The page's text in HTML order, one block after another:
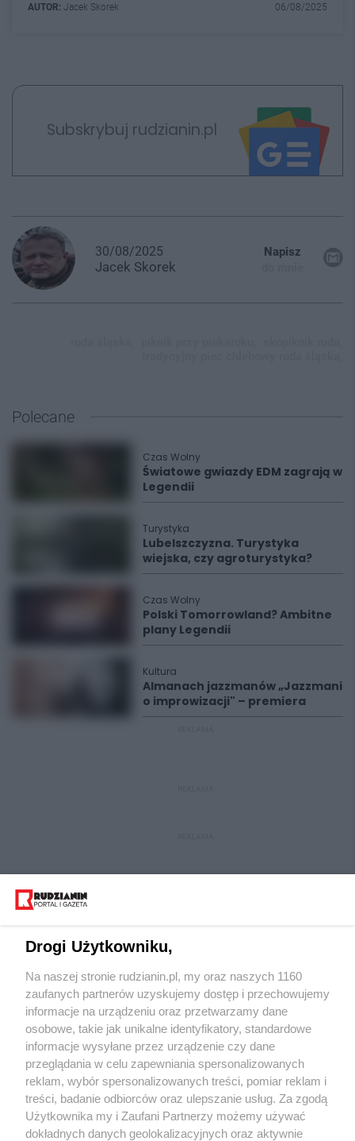
AUTOR: Jacek Skorek 06/08/2025
Subskrybuj rudzianin.pl
30/08/2025
Jacek Skorek
Napisz
Polecane
Czas Wolny
Światowe gwiazdy EDM zagrają w
Legendii
Turystyka
Lubelszczyzna. Turystyka
wiejska, czy agroturystyka?
Czas Wolny
Polski Tomorrowland? Ambitne
plany Legendii
Kultura
Almanach jazzmanów „Jazzmani
o improwizacji" – premiera
Wydawca mediów lokalnych
Nie zapomnij
zapoznać się z:
polityką prywatności regulamin korzystania z portali
Twojemiasto Skontakuj sięz nami
Drogi Użytkowniku,
Na naszej stronie rudzianin.pl, my oraz naszych 1160
zaufanych partnerów uzyskujemy dostęp i przechowujemy
informacje na urządzeniu oraz przetwarzamy dane
osobowe, takie jak unikalne identyfikatory, standardowe
informacje wysyłane przez urządzenie czy dane
przeglądania w celu zapewniania spersonalizowanych
reklam, wybór spersonalizowanych treści, pomiar reklam i
treści, badanie odbiorców oraz ulepszanie usług. Za zgodą
Użytkownika my i Zaufani Partnerzy możemy używać
dokładnych danych geolokalizacyjnych oraz aktywnie